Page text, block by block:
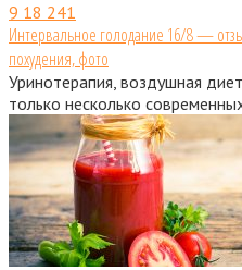
9 18 241
Интервальное голодание 16/8 —
похудения, фото
Уринотерапия, воздушная
только несколько